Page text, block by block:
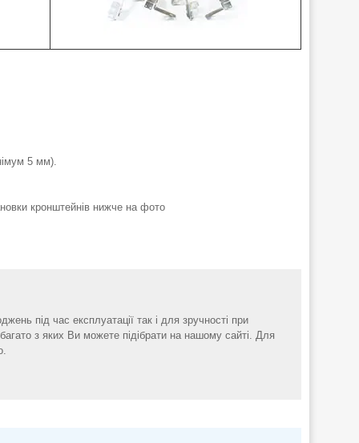
5 мм).
кронштейнів нижче на фото
під час експлуатації так і для зручності при
з яких Ви можете підібрати на нашому сайті. Для